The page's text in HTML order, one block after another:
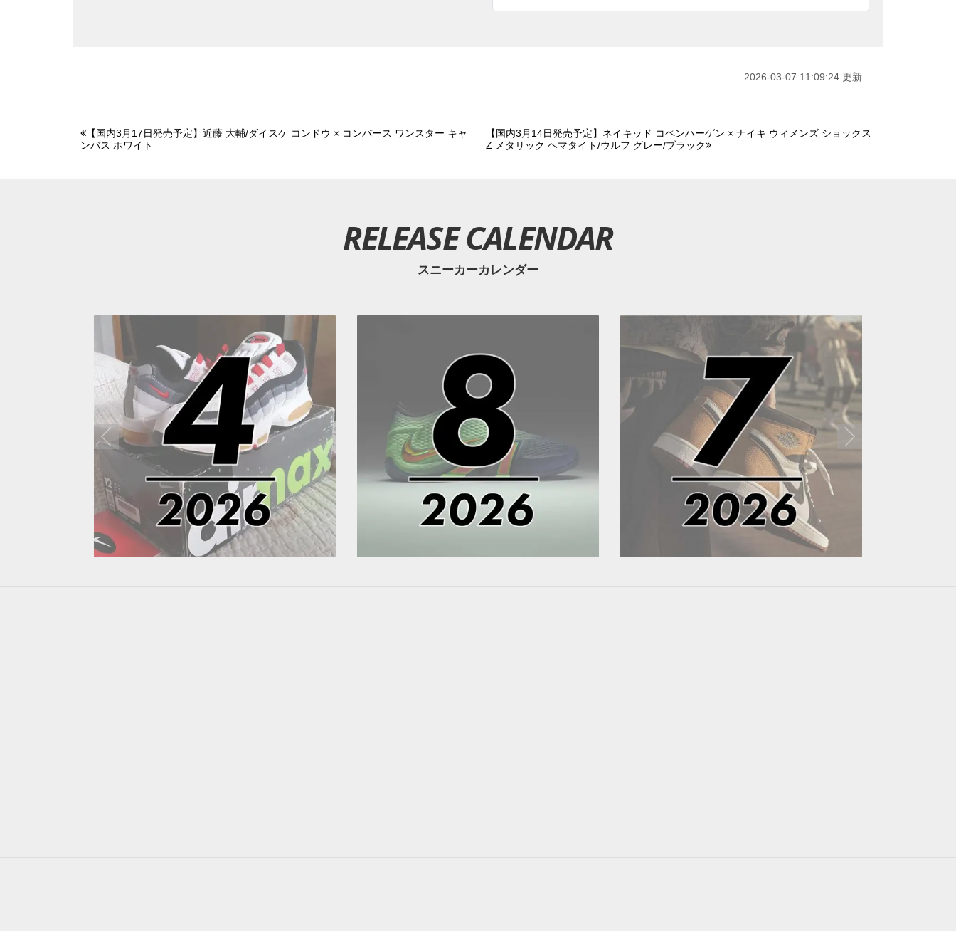
2026-03-07 11:09:24 更新
【国内3月17日発売予定】近藤 大輔/ダイスケ コンドウ × コンバース ワンスター キャ
ンバス ホワイト
【国内3月14日発売予定】ネイキッド コペンハーゲン × ナイキ ウィメンズ ショックス
Z メタリック ヘマタイト/ウルフ グレー/ブラック
RELEASE CALENDAR
スニーカーカレンダー